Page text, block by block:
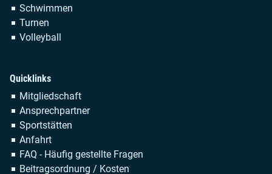
Schwimmen
Turnen
Volleyball
Quicklinks
Navigation
überspringen
Mitgliedschaft
Ansprechpartner
Sportstätten
Anfahrt
FAQ - Häufig gestellte Fragen
Beitragsordnung / Kosten